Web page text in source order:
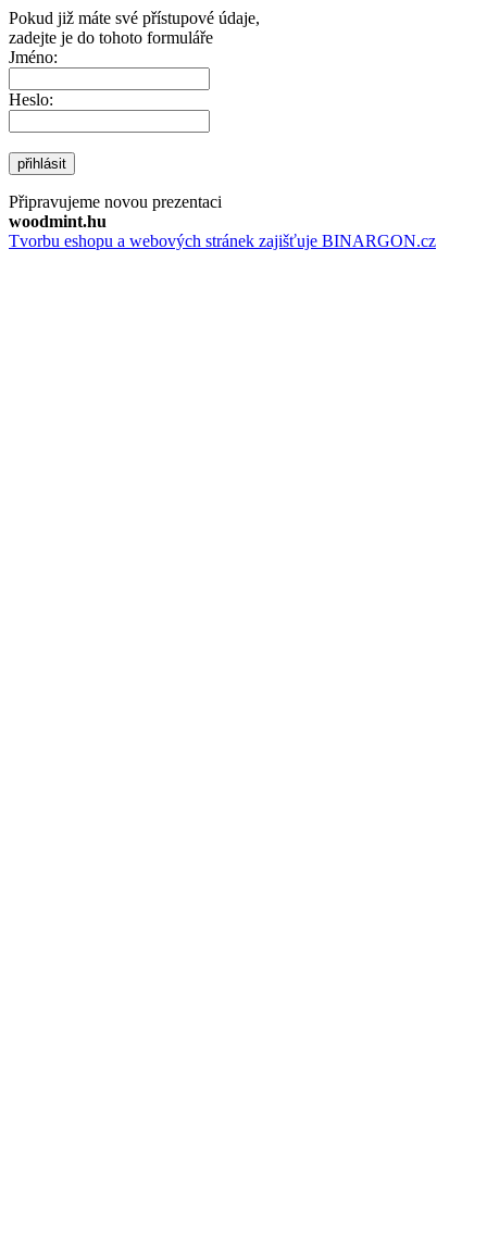
Pokud již máte své přístupové údaje,
zadejte je do tohoto formuláře
Jméno:
Heslo:
přihlásit
Připravujeme novou prezentaci
woodmint.hu
Tvorbu eshopu a webových stránek zajišťuje BINARGON.cz